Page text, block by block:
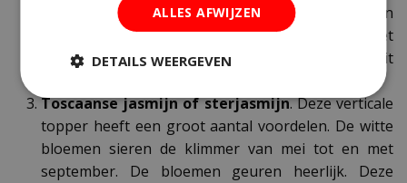
schaduw en koelte aan zijn 'voeten'. Een
passiebloem kun je ook in een grote pot op het
balkon of terras planten. De passiebloem bloeit
Toscaanse jasmijn of sterjasmijn. Deze verticale
topper heeft een groot aantal voordelen. De witte
bloemen sieren de klimmer van mei tot en met
september. De bloemen geuren heerlijk. Deze
ALLES AFWIJZEN
DETAILS WEERGEVEN